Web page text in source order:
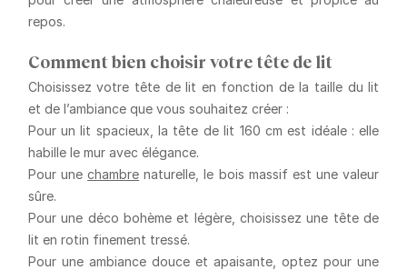
repos.
Comment bien choisir votre tête de lit
Choisissez votre tête de lit en fonction de la taille du lit
et de l’ambiance que vous souhaitez créer :
Pour un lit spacieux , la tête de lit 160 cm est idéale : elle
habille le mur avec élégance.
Pour unechambre naturelle , le bois massif est une valeur
sûre.
Pour une déco bohème et légère, choisissez une tête de
lit en rotin finement tressé.
Pour une ambiance douce et apaisante , optez pour une